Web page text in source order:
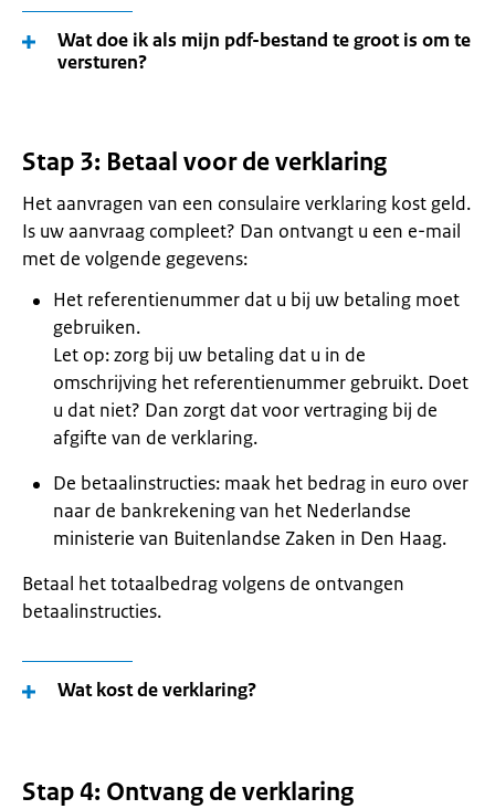
Wat doe ik als mijn pdf-bestand te groot is om te
versturen?
Stap 3: Betaal voor de verklaring
Het aanvragen van een consulaire verklaring kost geld.
Is uw aanvraag compleet? Dan ontvangt u een e-mail
met de volgende gegevens:
Het referentienummer dat u bij uw betaling moet
gebruiken.
Let op: zorg bij uw betaling dat u in de
omschrijving het referentienummer gebruikt. Doet
u dat niet? Dan zorgt dat voor vertraging bij de
afgifte van de verklaring.
De betaalinstructies: maak het bedrag in euro over
naar de bankrekening van het Nederlandse
ministerie van Buitenlandse Zaken in Den Haag.
Betaal het totaalbedrag volgens de ontvangen
betaalinstructies.
Wat kost de verklaring?
Stap 4: Ontvang de verklaring